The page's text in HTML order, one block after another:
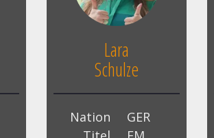
Lara
Schulze
Nation
GER